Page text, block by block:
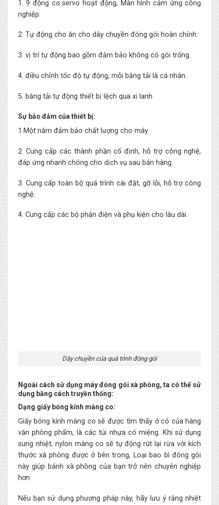
1. 9 động cơ servo hoạt động, Màn hình cảm ứng công
nghiệp.
2. Tự động cho ăn cho dây chuyền đóng gói hoàn chỉnh.
3. vị trí tự động bao gồm đảm bảo không có gói trống.
4. điều chỉnh tốc độ tự động, mỗi băng tải là cá nhân.
5. băng tải tự động thiết bị lệch qua xi lanh
Sự bảo đảm của thiết bị:
1.Một năm đảm bảo chất lượng cho máy
2. Cung cấp các thành phần cố định, hỗ trợ công nghệ,
đáp ứng nhanh chóng cho dịch vụ sau bán hàng.
3. Cung cấp toàn bộ quá trình cài đặt, gỡ lỗi, hỗ trợ công
nghệ.
4. Cung cấp các bộ phận điện và phụ kiện cho lâu dài.
Dây chuyền của quá trình đóng gói
Ngoài cách sử dụng máy đóng gói xà phòng, ta có thể sử
dụng bằng cách truyền thống:
Dạng giấy bóng kính màng co:
Giấy bóng kính màng co sẽ được tìm thấy ở có của hàng
văn phòng phẩm, là các túi nhựa có miệng. Khi sử dụng
sung nhiệt, nylon màng co sẽ tự động rút lại rừa với kích
thước xà phòng được ở bên trong, Loại bao bì đóng gói
này giúp bánh xà phòng của bạn trở nên chuyên nghiệp
hơn.
Nếu bạn sử dụng phương pháp này, hãy lưu ý rằng nhiệt